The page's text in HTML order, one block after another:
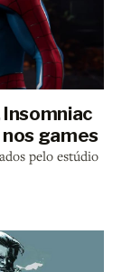
Insomniac
nos games
pelo estúdio